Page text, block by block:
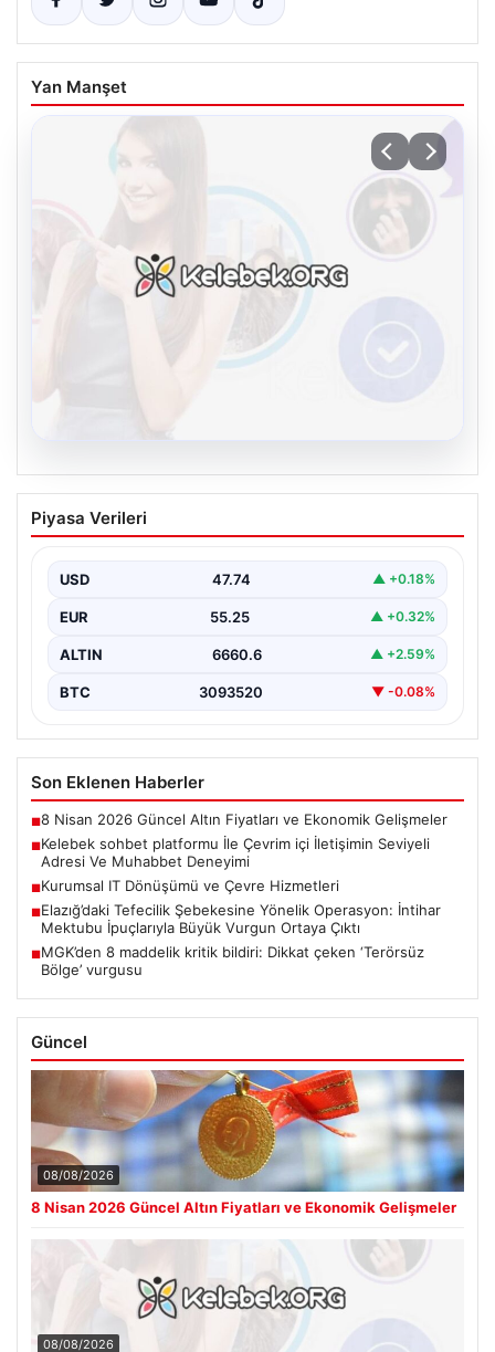
Yan Manşet
Kelebek sohbet platformu İle Çevrim içi
İletişimin Seviyeli Adresi Ve Muhabbet
İnternet ortamında insanların seviyeli bir şekilde irtibat
çeşitli…
Piyasa Verileri
USD 47.74 ▲ +0.18%
EUR 55.25 ▲ +0.32%
ALTIN 6660.6 ▲ +2.59%
BTC 3093520 ▼ -0.08%
Son Eklenen Haberler
■8 Nisan 2026 Güncel Altın Fiyatları ve Ekonomik Gelişmeler
■Kelebek sohbet platformu İle Çevrim içi İletişimin Seviyeli
Adresi Ve Muhabbet Deneyimi
■Kurumsal IT Dönüşümü ve Çevre Hizmetleri
■Elazığ’daki Tefecilik Şebekesine Yönelik Operasyon: İntihar
Mektubu İpuçlarıyla Büyük Vurgun Ortaya Çıktı
■MGK’den 8 maddelik kritik bildiri: Dikkat çeken ‘Terörsüz
Bölge’ vurgusu
Güncel
08/08/2026
8 Nisan 2026 Güncel Altın Fiyatları ve Ekonomik Gelişmeler
08/08/2026